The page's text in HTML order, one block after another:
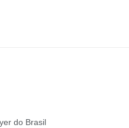
do Brasil